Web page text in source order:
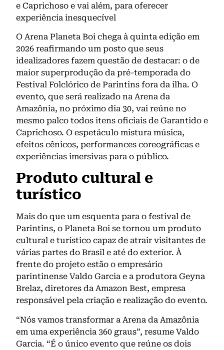
e Caprichoso e vai além, para oferecer
experiência inesquecível
O Arena Planeta Boi chega à quinta edição em
2026 reafirmando um posto que seus
idealizadores fazem questão de destacar: o de
maior superprodução da pré-temporada do
Festival Folclórico de Parintins fora da ilha. O
evento, que será realizado na Arena da
Amazônia, no próximo dia 30, vai reúne no
mesmo palco todos itens oficiais de Garantido e
Caprichoso. O espetáculo mistura música,
efeitos cênicos, performances coreográficas e
experiências imersivas para o público.
Produto cultural e
turístico
Mais do que um esquenta para o festival de
Parintins, o Planeta Boi se tornou um produto
cultural e turístico capaz de atrair visitantes de
várias partes do Brasil e até do exterior. À
frente do projeto estão o empresário
parintinense Valdo Garcia e a produtora Geyna
Brelaz, diretores da Amazon Best, empresa
responsável pela criação e realização do evento.
“Nós vamos transformar a Arena da Amazônia
em uma experiência 360 graus”, resume Valdo
Garcia. “É o único evento que reúne os dois